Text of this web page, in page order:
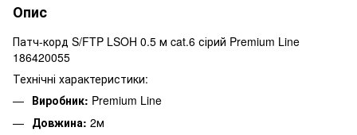
Опис
Патч-корд S/FTP LSOH 0.5 м cat.6 сірий Premium Line
186420055
Технічні характеристики:
Виробник: Premium Line
Довжина: 2м